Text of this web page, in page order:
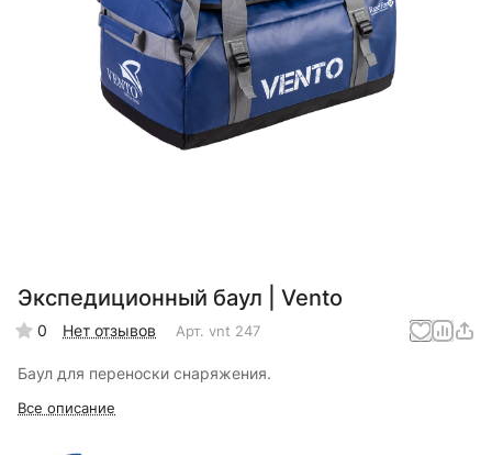
Экспедиционный баул | Vento
0 Нет отзывов Арт. vnt 247
Баул для переноски снаряжения.
Все описание